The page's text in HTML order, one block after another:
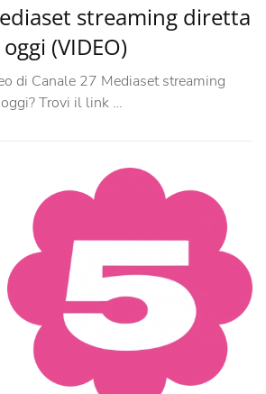
streaming diretta
(VIDEO)
di Canale 27 Mediaset streaming
Trovi il link …